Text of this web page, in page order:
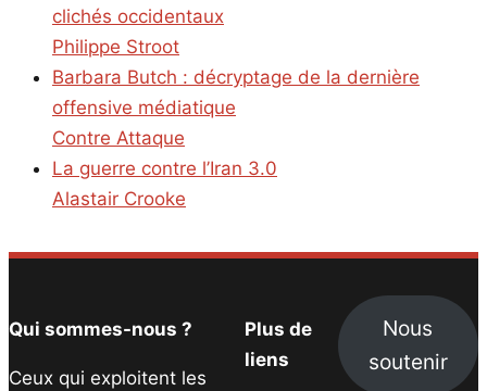
clichés occidentaux
Philippe Stroot
Barbara Butch : décryptage de la dernière
offensive médiatique
Contre Attaque
La guerre contre l’Iran 3.0
Alastair Crooke
Qui sommes-nous ?
Ceux qui exploitent les
Plus de
liens
Nous
soutenir